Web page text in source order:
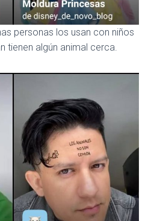
personas los usan con niños
tienen algún animal cerca.